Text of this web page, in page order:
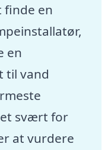
en
en
til vand
svært for
at vurdere